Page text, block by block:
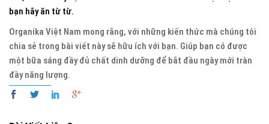
bạn hãy ăn từ từ.
Organika Việt Nam mong rằng, với những kiến thức mà chúng tôi
chia sẻ trong bài viết này sẽ hữu ích với bạn. Giúp bạn có được
một bữa sáng đầy đủ chất dinh dưỡng để bắt đầu ngày mới tràn
đầy năng lượng.